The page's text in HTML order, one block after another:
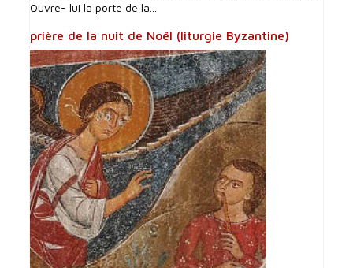
Ouvre- lui la porte de la...
prière de la nuit de Noël (liturgie Byzantine)